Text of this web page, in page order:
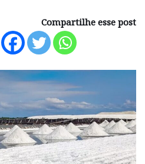
Compartilhe esse post